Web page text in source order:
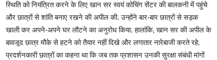
स्थिति को नियंत्रित करने के लिए खान सर स्वयं कोचिंग सेंटर की बालकनी में पहुंचे
और छात्रों से शांति बनाए रखने की अपील की. उन्होंने बार-बार छात्रों से सड़क
खाली कर अपने-अपने घर लौटने का अनुरोध किया. हालांकि, खान सर की अपील के
बावजूद छात्र मौके से हटने को तैयार नहीं दिखे और लगातार नारेबाजी करते रहे.
प्रदर्शनकारी छात्रों का कहना था कि जब तक प्रशासन उनकी सुरक्षा संबंधी मांगों